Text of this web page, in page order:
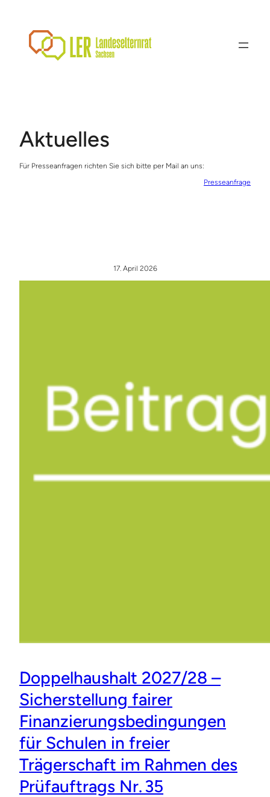
Aktuelles
Für Presseanfragen richten Sie sich bitte per Mail an uns:
Presseanfrage
17. April 2026
Doppelhaushalt 2027/28 –
Sicherstellung fairer
Finanzierungsbedingungen
für Schulen in freier
Trägerschaft im Rahmen des
Prüfauftrags Nr. 35